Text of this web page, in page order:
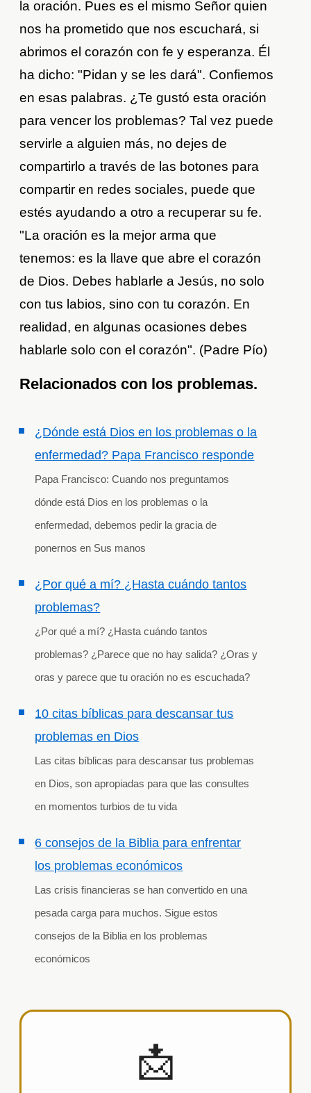
la oración. Pues es el mismo Señor quien
nos ha prometido que nos escuchará, si
abrimos el corazón con fe y esperanza. Él
ha dicho: "Pidan y se les dará". Confiemos
en esas palabras. ¿Te gustó esta oración
para vencer los problemas? Tal vez puede
servirle a alguien más, no dejes de
compartirlo a través de las botones para
compartir en redes sociales, puede que
estés ayudando a otro a recuperar su fe.
"La oración es la mejor arma que
tenemos: es la llave que abre el corazón
de Dios. Debes hablarle a Jesús, no solo
con tus labios, sino con tu corazón. En
realidad, en algunas ocasiones debes
hablarle solo con el corazón". (Padre Pío)
Relacionados con los problemas.
¿Dónde está Dios en los problemas o la
enfermedad? Papa Francisco responde
Papa Francisco: Cuando nos preguntamos
dónde está Dios en los problemas o la
enfermedad, debemos pedir la gracia de
ponernos en Sus manos
¿Por qué a mí? ¿Hasta cuándo tantos
problemas?
¿Por qué a mí? ¿Hasta cuándo tantos
problemas? ¿Parece que no hay salida? ¿Oras y
oras y parece que tu oración no es escuchada?
10 citas bíblicas para descansar tus
problemas en Dios
Las citas bíblicas para descansar tus problemas
en Dios, son apropiadas para que las consultes
en momentos turbios de tu vida
6 consejos de la Biblia para enfrentar
los problemas económicos
Las crisis financieras se han convertido en una
pesada carga para muchos. Sigue estos
consejos de la Biblia en los problemas
económicos
📩